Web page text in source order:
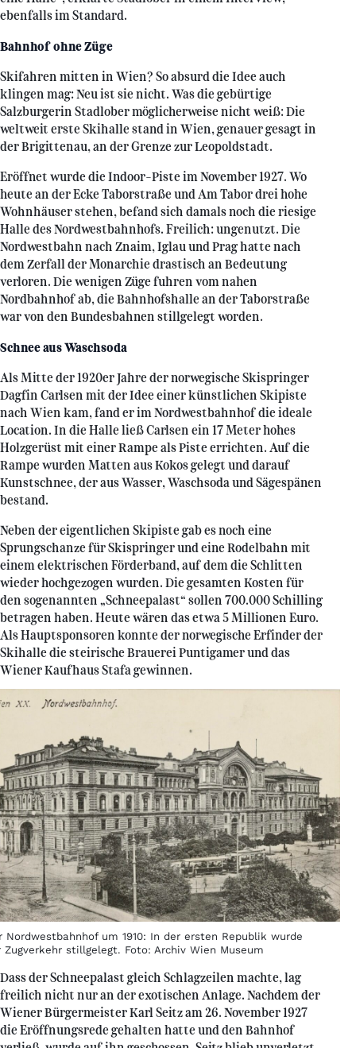
ebenfalls im Standard.
Bahnhof ohne Züge
Skifahren mitten in Wien? So absurd die Idee auch
klingen mag: Neu ist sie nicht. Was die gebürtige
Salzburgerin Stadlober möglicherweise nicht weiß: Die
weltweit erste Skihalle stand in Wien, genauer gesagt in
der Brigittenau, an der Grenze zur Leopoldstadt.
Eröffnet wurde die Indoor-Piste im November 1927. Wo
heute an der Ecke Taborstraße und Am Tabor drei hohe
Wohnhäuser stehen, befand sich damals noch die riesige
Halle des Nordwestbahnhofs. Freilich: ungenutzt. Die
Nordwestbahn nach Znaim, Iglau und Prag hatte nach
dem Zerfall der Monarchie drastisch an Bedeutung
verloren. Die wenigen Züge fuhren vom nahen
Nordbahnhof ab, die Bahnhofshalle an der Taborstraße
war von den Bundesbahnen stillgelegt worden.
Schnee aus Waschsoda
Als Mitte der 1920er Jahre der norwegische Skispringer
Dagfin Carlsen mit der Idee einer künstlichen Skipiste
nach Wien kam, fand er im Nordwestbahnhof die ideale
Location. In die Halle ließ Carlsen ein 17 Meter hohes
Holzgerüst mit einer Rampe als Piste errichten. Auf die
Rampe wurden Matten aus Kokos gelegt und darauf
Kunstschnee, der aus Wasser, Waschsoda und Sägespänen
bestand.
Neben der eigentlichen Skipiste gab es noch eine
Sprungschanze für Skispringer und eine Rodelbahn mit
einem elektrischen Förderband, auf dem die Schlitten
wieder hochgezogen wurden. Die gesamten Kosten für
den sogenannten „Schneepalast“ sollen 700.000 Schilling
betragen haben. Heute wären das etwa 5 Millionen Euro.
Als Hauptsponsoren konnte der norwegische Erfinder der
Skihalle die steirische Brauerei Puntigamer und das
Wiener Kaufhaus Stafa gewinnen.
Nordwestbahnhof um 1910: In der ersten Republik wurde
Zugverkehr stillgelegt. Foto: Archiv Wien Museum
Dass der Schneepalast gleich Schlagzeilen machte, lag
freilich nicht nur an der exotischen Anlage. Nachdem der
Wiener Bürgermeister Karl Seitz am 26. November 1927
die Eröffnungsrede gehalten hatte und den Bahnhof